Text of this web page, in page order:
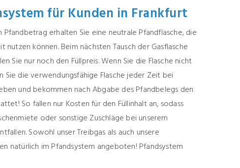
für Kunden in Frankfurt
Pfandbetrag erhalten Sie eine neutrale Pfandflasche, die
nutzen können. Beim nächsten Tausch der Gasflasche
Sie nur noch den Füllpreis. Wenn Sie die Flasche nicht
Sie die verwendungsfähige Flasche jeder Zeit bei
und bekommen nach Abgabe des Pfandbelegs den
So fallen nur Kosten für den Füllinhalt an, sodass
oder sonstige Zuschläge bei unserem
Sowohl unser Treibgas als auch unsere
natürlich im Pfandsystem angeboten! Pfandsystem